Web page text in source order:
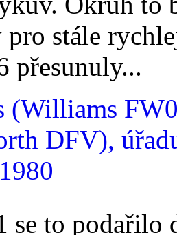
pro stále
přesunuly...
se to podařilo